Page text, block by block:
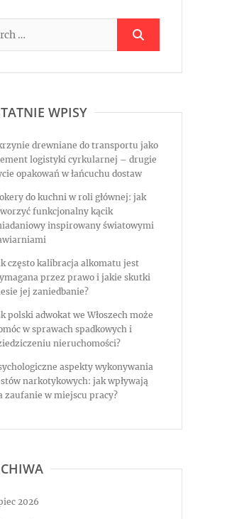
WPISY
drewniane do transportu jako
logistyki cyrkularnej – drugie
opakowań w łańcuchu dostaw
do kuchni w roli głównej: jak
funkcjonalny kącik
inspirowany światowymi
często kalibracja alkomatu jest
przez prawo i jakie skutki
jej zaniedbanie?
polski adwokat we Włoszech może
w sprawach spadkowych i
nieruchomości?
aspekty wykonywania
narkotykowych: jak wpływają
zaufanie w miejscu pracy?
2026